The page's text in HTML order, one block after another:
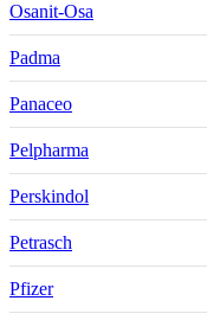
Osanit-Osa
Padma
Panaceo
Pelpharma
Perskindol
Petrasch
Pfizer